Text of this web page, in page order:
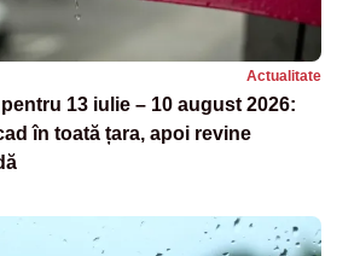
Actualitate
13 iulie – 10 august 2026:
în toată țara, apoi revine